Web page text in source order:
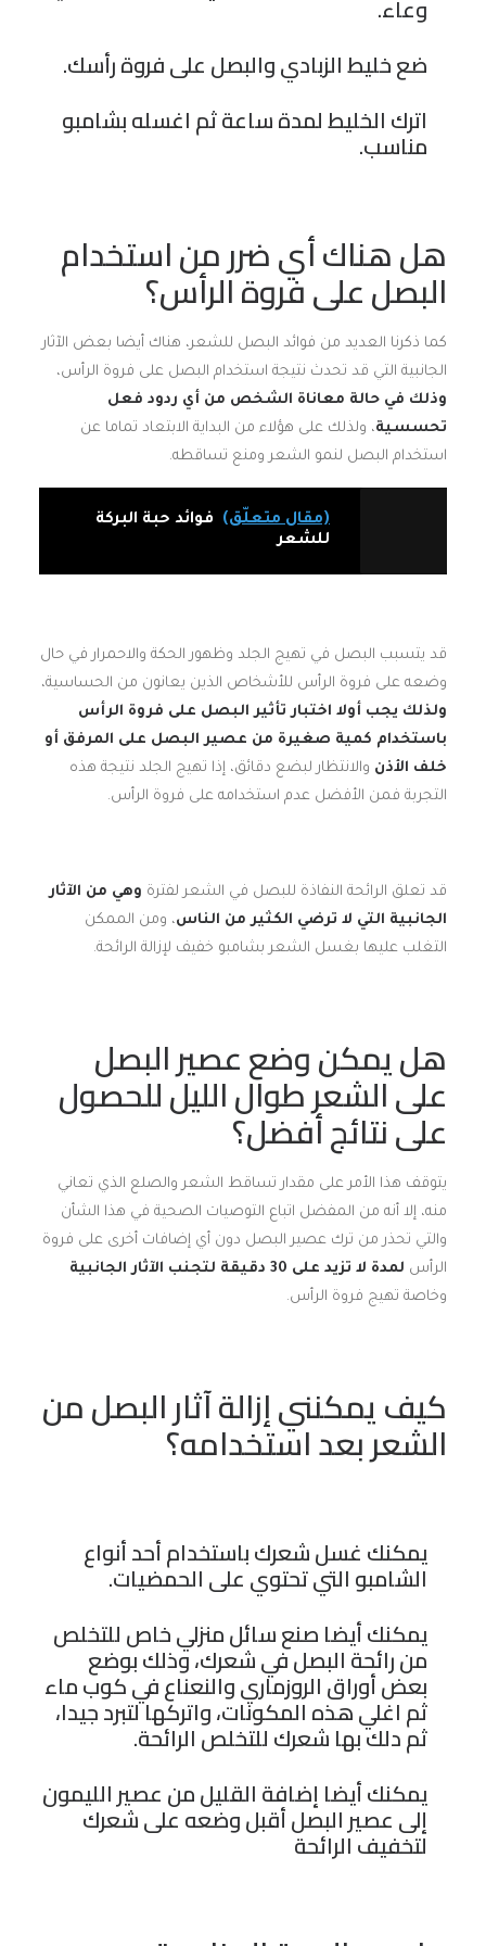
وعاء.
ضع خليط الزبادي والبصل على فروة رأسك.
اترك الخليط لمدة ساعة ثم اغسله بشامبو
مناسب.
هل هناك أي ضرر من استخدام
البصل على فروة الرأس؟
كما ذكرنا العديد من فوائد البصل للشعر، هناك أيضا بعض الآثار
الجانبية التي قد تحدث نتيجة استخدام البصل على فروة الرأس،
وذلك في حالة معاناة الشخص من أي ردود فعل
تحسسية، ولذلك على هؤلاء من البداية الابتعاد تماما عن
استخدام البصل لنمو الشعر ومنع تساقطه.
(مقال متعلّق)
فوائد حبة البركة
للشعر
قد يتسبب البصل في تهيج الجلد وظهور الحكة والاحمرار في حال
وضعه على فروة الرأس للأشخاص الذين يعانون من الحساسية،
ولذلك يجب أولا اختبار تأثير البصل على فروة الرأس
باستخدام كمية صغيرة من عصير البصل على المرفق أو
خلف الأذن والانتظار لبضع دقائق، إذا تهيج الجلد نتيجة هذه
التجربة فمن الأفضل عدم استخدامه على فروة الرأس.
قد تعلق الرائحة النفاذة للبصل في الشعر لفترة وهي من الآثار
الجانبية التي لا ترضي الكثير من الناس، ومن الممكن
التغلب عليها بغسل الشعر بشامبو خفيف لإزالة الرائحة.
هل يمكن وضع عصير البصل
على الشعر طوال الليل للحصول
على نتائج أفضل؟
يتوقف هذا الأمر على مقدار تساقط الشعر والصلع الذي تعاني
منه، إلا أنه من المفضل اتباع التوصيات الصحية في هذا الشأن
والتي تحذر من ترك عصير البصل دون أي إضافات أخرى على فروة
الرأس لمدة لا تزيد على 30 دقيقة لتجنب الآثار الجانبية
وخاصة تهيج فروة الرأس.
كيف يمكنني إزالة آثار البصل من
الشعر بعد استخدامه؟
يمكنك غسل شعرك باستخدام أحد أنواع
الشامبو التي تحتوي على الحمضيات.
يمكنك أيضا صنع سائل منزلي خاص للتخلص
من رائحة البصل في شعرك، وذلك بوضع
بعض أوراق الروزماري والنعناع في كوب ماء
ثم اغلي هذه المكونات، واتركها لتبرد جيدا،
ثم دلك بها شعرك للتخلص الرائحة.
يمكنك أيضا إضافة القليل من عصير الليمون
إلى عصير البصل أقبل وضعه على شعرك
لتخفيف الرائحة